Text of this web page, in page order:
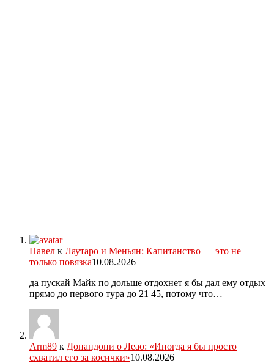
Павел к Лаутаро и Меньян: Капитанство — это не
только повязка10.08.2026
да пускай Майк по дольше отдохнет я бы дал ему отдых
прямо до первого тура до 21 45, потому что…
Arm89 к Донандони о Леао: «Иногда я бы просто
схватил его за косички»10.08.2026